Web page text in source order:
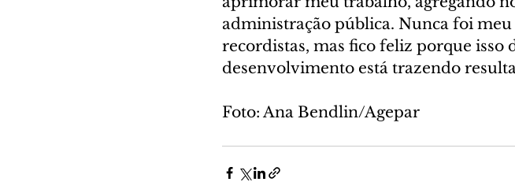
administração pública. Nunca foi
recordistas, mas fico feliz porque
desenvolvimento está trazendo
Foto: Ana Bendlin/Agepar